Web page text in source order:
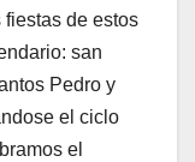
de estos
san
Pedro y
el ciclo
el